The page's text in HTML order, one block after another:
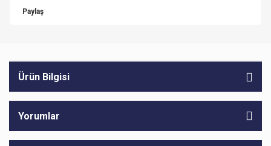
Paylaş
Ürün Bilgisi
Yorumlar